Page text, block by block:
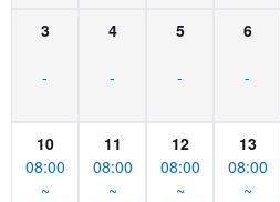
3
-
4
-
5
-
6
-
10
08:00
~
11
08:00
~
12
08:00
~
13
08:00
~